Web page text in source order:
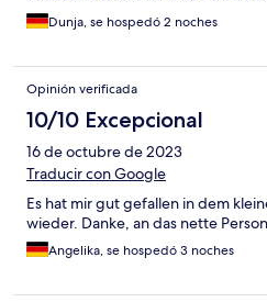
Hotel see
Dunja, se hospedó 2 noches
Opinión verificada
10/10 Excepcional
16 de octubre de 2023
Traducir con Google
Es hat mir gut gefallen in dem
wieder. Danke, an das nette
Angelika, se hospedó 3 noches